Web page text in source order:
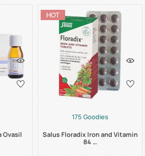
Ovasil
175 Goodies
Salus Floradix Iron and Vitamin
84 …